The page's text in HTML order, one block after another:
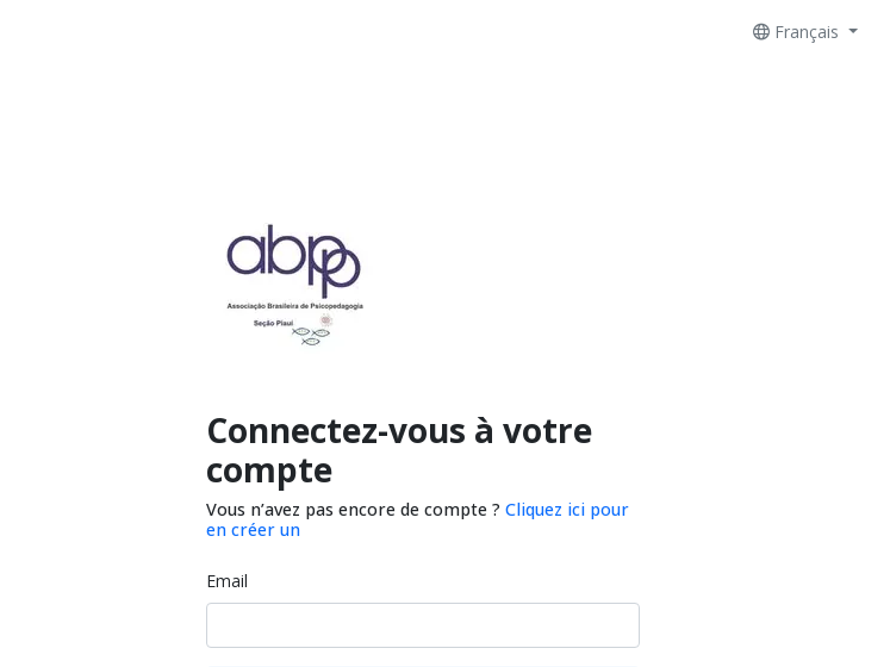
Français
Connectez-vous à votre
compte
Vous n’avez pas encore de compte ? Cliquez ici pour
en créer un
Email